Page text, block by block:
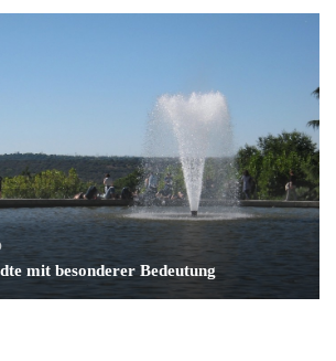
mit besonderer Bedeutung